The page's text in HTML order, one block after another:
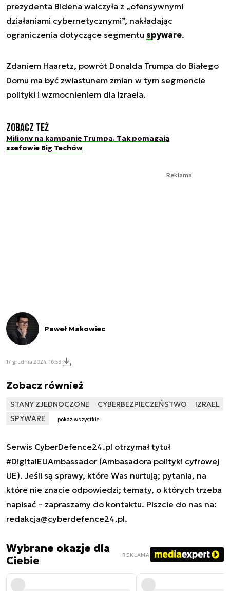
prezydenta Bidena walczyła z „ofensywnymi
działaniami cybernetycznymi”, nakładając
ograniczenia dotyczące segmentu spyware.
Zdaniem Haaretz, powrót Donalda Trumpa do Białego
Domu ma być zwiastunem zmian w tym segmencie
polityki i wzmocnieniem dla Izraela.
Zobacz też
Miliony na kampanię Trumpa. Tak pomagają
szefowie Big Techów
Reklama
Paweł Makowiec
17 grudnia 2024, 16:53
Zobacz również
STANY ZJEDNOCZONE CYBERBEZPIECZEŃSTWO
IZRAEL
SPYWARE
pokaż wszystkie
Serwis CyberDefence24.pl otrzymał tytuł
#DigitalEUAmbassador (Ambasadora polityki cyfrowej
UE). Jeśli są sprawy, które Was nurtują; pytania, na
które nie znacie odpowiedzi; tematy, o których trzeba
napisać – zapraszamy do kontaktu. Piszcie do nas na:
redakcja@cyberdefence24.pl.
Wybrane okazje dla
Ciebie
REKLAMA